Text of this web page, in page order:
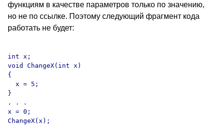
функциям в качестве параметров только по значению,
но не по ссылке. Поэтому следующий фрагмент кода
работать не будет:
int x;
void ChangeX(int x)
{
  x = 5;
}
. . .
x = 0;